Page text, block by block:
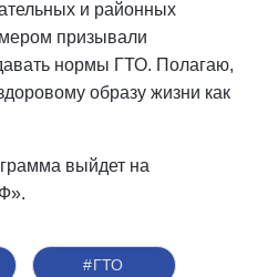
и районных
призывали
нормы ГТО. Полагаю,
образу жизни как
выйдет на
#ГТО